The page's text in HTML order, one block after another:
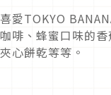
愛TOKYO
啡、蜂蜜口味的
心餅乾等等。